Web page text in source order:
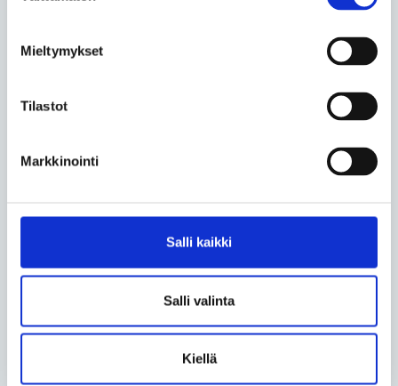
Mieltymykset
Tilastot
Markkinointi
Salli kaikki
Salli valinta
Kiellä
Meriläinen painottaa myös Spesian kasvatuksellista
– Opiskelijamme ja työntekijämme tuottavat kaikki
satunnaisia keikkalaisia, vaan pitkiä uria tehneitä,
Jaa uutinen